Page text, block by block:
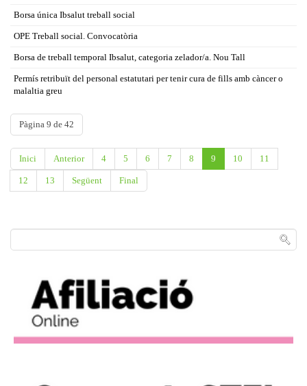
Borsa única Ibsalut treball social
OPE Treball social. Convocatòria
Borsa de treball temporal Ibsalut, categoria zelador/a. Nou Tall
Permís retribuït del personal estatutari per tenir cura de fills amb càncer o
malaltia greu
Pàgina 9 de 42
Inici Anterior 4 5 6 7 8 9 10 11
12 13 Següent Final